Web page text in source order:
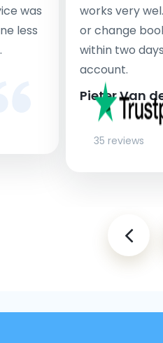
was
less
works very
or change
within two
account.
Pieter Van
35 reviews